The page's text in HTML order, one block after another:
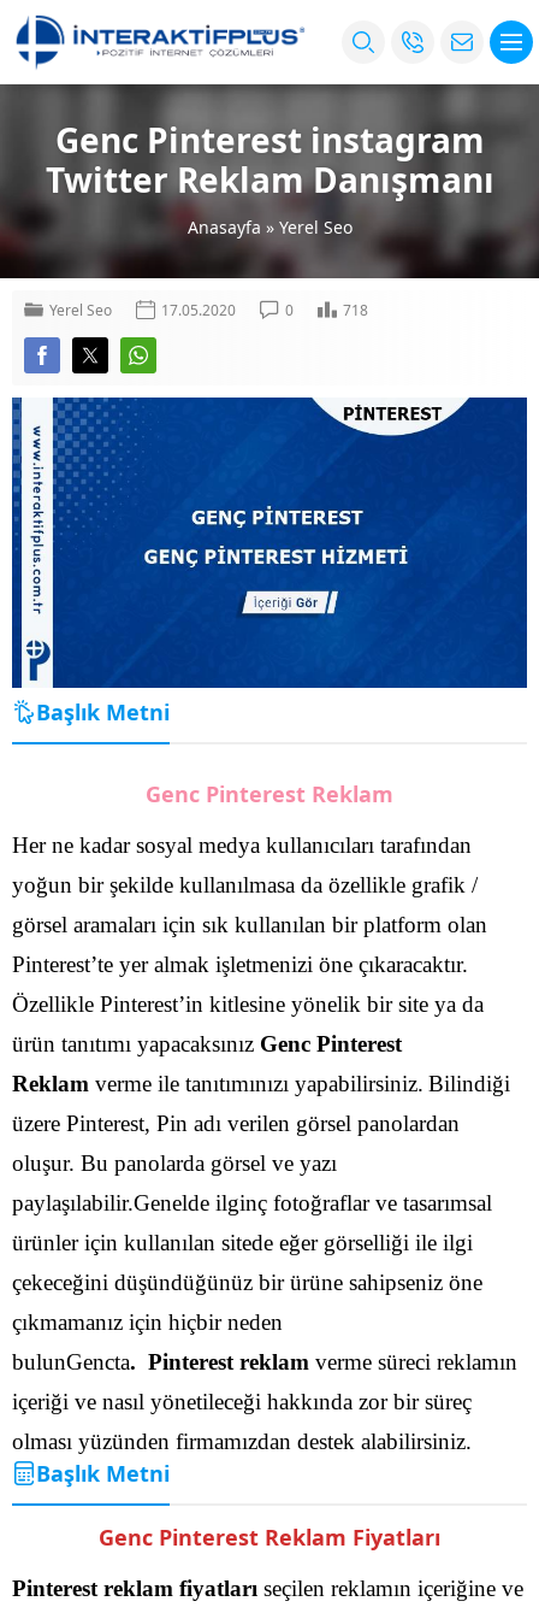
Genc Pinterest instagram
Twitter Reklam Danışmanı
Anasayfa » Yerel Seo
Yerel Seo 17.05.2020 0 718
Başlık Metni
Genc Pinterest Reklam
Her ne kadar sosyal medya kullanıcıları tarafından
yoğun bir şekilde kullanılmasa da özellikle grafik /
görsel aramaları için sık kullanılan bir platform olan
Pinterest’te yer almak işletmenizi öne çıkaracaktır.
Özellikle Pinterest’in kitlesine yönelik bir site ya da
ürün tanıtımı yapacaksınız Genc Pinterest
Reklam verme ile tanıtımınızı yapabilirsiniz. Bilindiği
üzere Pinterest, Pin adı verilen görsel panolardan
oluşur. Bu panolarda görsel ve yazı
paylaşılabilir.Genelde ilginç fotoğraflar ve tasarımsal
ürünler için kullanılan sitede eğer görselliği ile ilgi
çekeceğini düşündüğünüz bir ürüne sahipseniz öne
çıkmamanız için hiçbir neden
bulunGencta. Pinterest reklam verme süreci reklamın
içeriği ve nasıl yönetileceği hakkında zor bir süreç
olması yüzünden firmamızdan destek alabilirsiniz.
Başlık Metni
Genc Pinterest Reklam Fiyatları
Pinterest reklam fiyatları seçilen reklamın içeriğine ve